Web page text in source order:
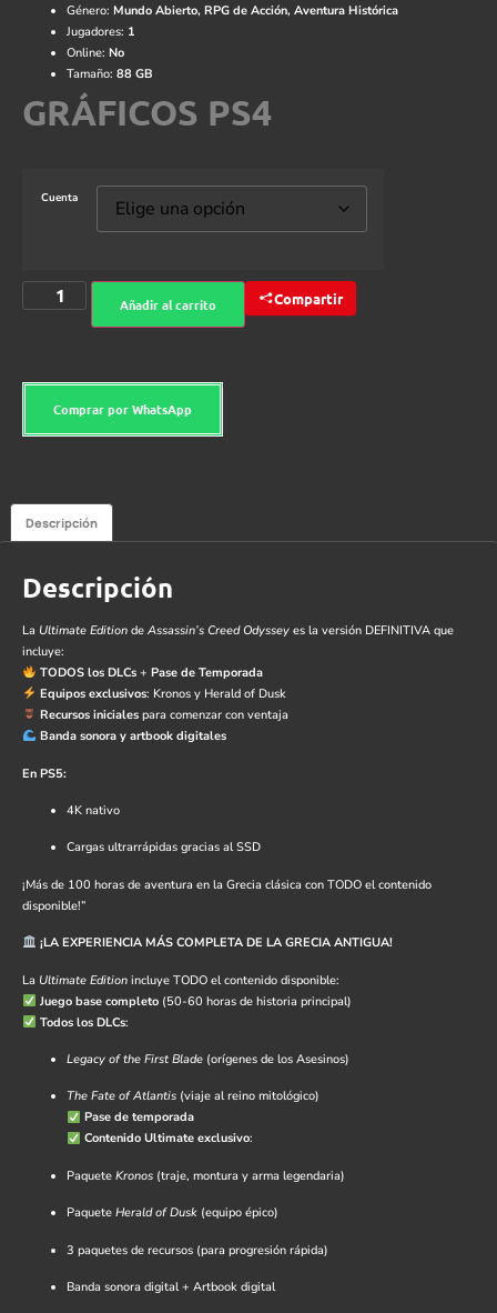
Género: Mundo Abierto, RPG de Acción, Aventura Histórica
Jugadores: 1
Online: No
Tamaño: 88 GB
GRÁFICOS PS4
Cuenta
Añadir al carrito Compartir
Comprar por WhatsApp
Descripción
Descripción
La Ultimate Edition de Assassin’s Creed Odyssey es la versión DEFINITIVA que
incluye:
TODOS los DLCs+ Pase de Temporada
Equipos exclusivos: Kronos y Herald of Dusk
Recursos inicialespara comenzar con ventaja
Banda sonora y artbook digitales
En PS5:
4K nativo
Cargas ultrarrápidas gracias al SSD
¡Más de 100 horas de aventura en la Grecia clásica con TODO el contenido
disponible!”
¡LA EXPERIENCIA MÁS COMPLETA DE LA GRECIA ANTIGUA!
La Ultimate Edition incluye TODO el contenido disponible:
Juego base completo(50-60 horas de historia principal)
Todos los DLCs:
Legacy of the First Blade (orígenes de los Asesinos)
The Fate of Atlantis (viaje al reino mitológico)
Pase de temporada
Contenido Ultimate exclusivo:
Paquete Kronos (traje, montura y arma legendaria)
Paquete Herald of Dusk (equipo épico)
3 paquetes de recursos (para progresión rápida)
Banda sonora digital + Artbook digital